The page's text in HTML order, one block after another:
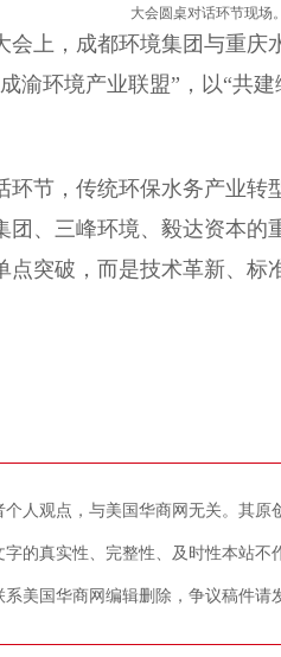
大会圆桌对话环节现场
，成都环境集团与重庆
渝环境产业联盟”，以“共
节，传统环保水务产业转
团、三峰环境、毅达资本
点突破，而是技术革新、
个人观点，与美国华商网无关。其
的真实性、完整性、及时性本站
美国华商网编辑删除，争议稿件请发